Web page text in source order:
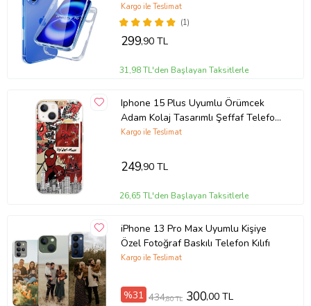
(1)
Kargo ile Teslimat
299,90 TL
31,98 TL'den Başlayan Taksitlerle
Iphone 15 Plus Uyumlu Örümcek
Adam Kolaj Tasarımlı Şeffaf Telefon
Kılıfı
Kargo ile Teslimat
249,90 TL
26,65 TL'den Başlayan Taksitlerle
iPhone 13 Pro Max Uyumlu Kişiye
Özel Fotoğraf Baskılı Telefon Kılıfı
Kargo ile Teslimat
%31 434,80 TL 300,00 TL